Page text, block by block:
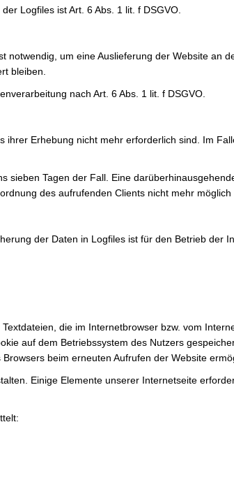
Logfiles ist Art. 6 Abs. 1 lit. f DSGVO.
um eine Auslieferung der Website an
bleiben.
nach Art. 6 Abs. 1 lit. f DSGVO.
Erhebung nicht mehr erforderlich sind. Im
sieben Tagen der Fall. Eine
des aufrufenden Clients nicht mehr möglich
der Daten in Logfiles ist für den Betrieb der
die im Internetbrowser bzw. vom
auf dem Betriebssystem des Nutzers
beim erneuten Aufrufen der Website
Einige Elemente unserer Internetseite